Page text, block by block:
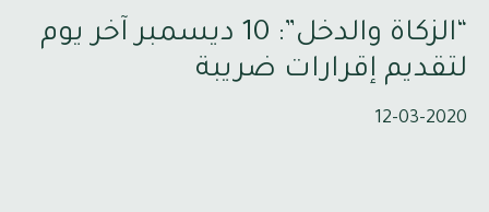
“الزكاة والدخل”: 10 ديسمبر آخر يوم
لتقديم إقرارات ضريبة
12-03-2020